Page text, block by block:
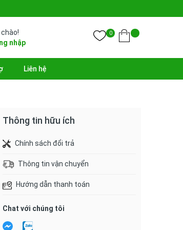
nhập
0
Liên hệ
Thông tin hữu ích
Chính sách đổi trả
Thông tin vận chuyển
Hướng dẫn thanh toán
Chat với chúng tôi